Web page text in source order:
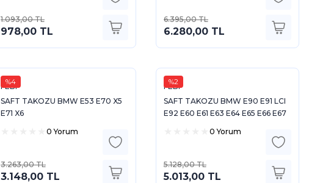
1.093,00 TL
978,00 TL
6.395,00 TL
6.280,00 TL
%4
FEBI
SAFT TAKOZU BMW E53 E70 X5
E71 X6
0 Yorum
3.263,00 TL
3.148,00 TL
%2
FEBI
SAFT TAKOZU BMW E90 E91 LCI
E92 E60 E61 E63 E64 E65 E66 E67
0 Yorum
5.128,00 TL
5.013,00 TL